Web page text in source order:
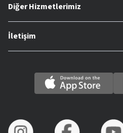
Diğer Hizmetlerimiz
İletişim